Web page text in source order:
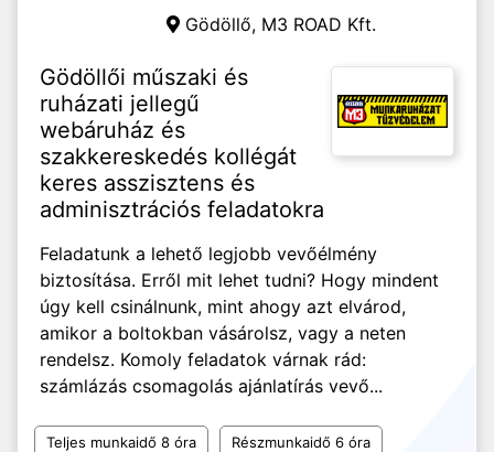
Gödöllő, M3 ROAD Kft.
Gödöllői műszaki és
ruházati jellegű
webáruház és
szakkereskedés kollégát
keres asszisztens és
adminisztrációs feladatokra
Feladatunk a lehető legjobb vevőélmény
biztosítása. Erről mit lehet tudni? Hogy mindent
úgy kell csinálnunk, mint ahogy azt elvárod,
amikor a boltokban vásárolsz, vagy a neten
rendelsz. Komoly feladatok várnak rád:
számlázás csomagolás ajánlatírás vevő...
Teljes munkaidő 8 óra Részmunkaidő 6 óra